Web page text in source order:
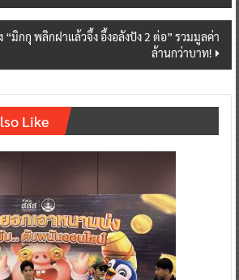
“มิกกุ พลิกฝาแล้วจึ้ง อึ้งอลังปัง 2 ต่อ” รวมมูลค่า
ล้านกว่าบาท!
Like